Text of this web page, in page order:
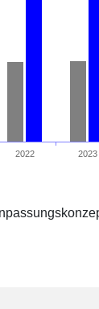
2022 2023